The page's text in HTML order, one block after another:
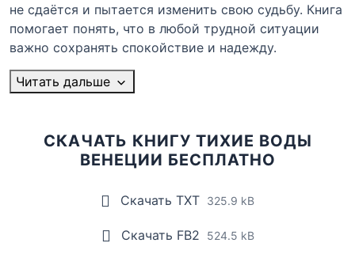
не сдаётся и пытается изменить свою судьбу. Книга
помогает понять, что в любой трудной ситуации
важно сохранять спокойствие и надежду.
Читать дальше
СКАЧАТЬ КНИГУ ТИХИЕ ВОДЫ
ВЕНЕЦИИ БЕСПЛАТНО
Скачать TXT 325.9 kB
Скачать FB2 524.5 kB